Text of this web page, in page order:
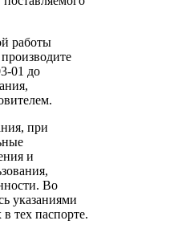
работы
01 до
при
и
Во
указаниями
тех паспорте.